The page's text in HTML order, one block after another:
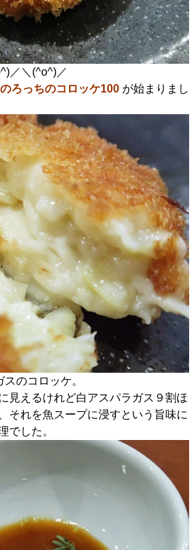
／＼(^o^)／
ろっちのコロッケ100 が始まりまし
のコロッケ。
見えるけれど白アスパラガス９割ほ
それを魚スープに浸すという旨味に
でした。